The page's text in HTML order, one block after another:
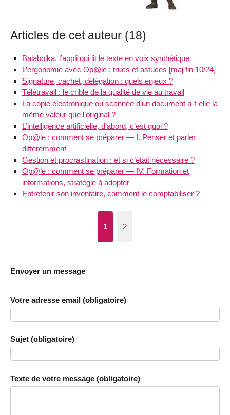
Articles de cet auteur (18)
Balabolka, l’appli qui lit le texte en voix synthétique
L’ergonomie avec Op@le : trucs et astuces [màj fin 10/24]
Signature, cachet, délégation : quels enjeux ?
Télétravail : le crible de la qualité de vie au travail
La copie électronique ou scannée d’un document a-t-elle la
même valeur que l’original ?
L’intelligence artificielle, d’abord, c’est quoi ?
Op@le : comment se préparer — I. Penser et parler
différemment
Gestion et procrastination : et si c’était nécessaire ?
Op@le : comment se préparer — IV. Formation et
informations, stratégie à adopter
Entretenir son inventaire, comment le comptabiliser ?
1 2
Envoyer un message
Votre adresse email (obligatoire)
Sujet (obligatoire)
Texte de votre message (obligatoire)